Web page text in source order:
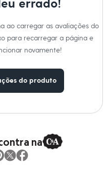
errado!
ao carregar as avaliações do
para recarregar a página e
novamente!
do produto
na